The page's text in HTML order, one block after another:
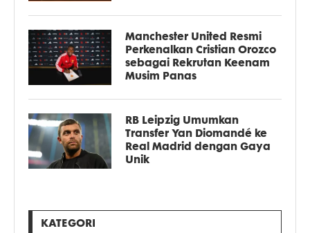
Manchester United Resmi
Perkenalkan Cristian Orozco
sebagai Rekrutan Keenam
Musim Panas
RB Leipzig Umumkan
Transfer Yan Diomandé ke
Real Madrid dengan Gaya
Unik
KATEGORI